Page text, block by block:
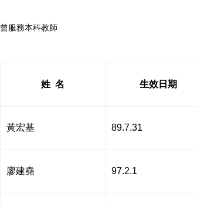
曾服務本科教師
姓 名 生效日期
黃宏基 89.7.31
廖建堯 97.2.1